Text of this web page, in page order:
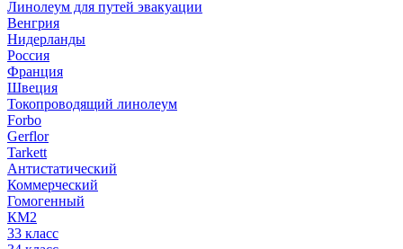
Линолеум для путей эвакуации
Венгрия
Нидерланды
Россия
Франция
Швеция
Токопроводящий линолеум
Forbo
Gerflor
Tarkett
Антистатический
Коммерческий
Гомогенный
КМ2
33 класс